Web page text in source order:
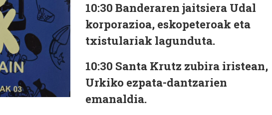
10:30 Banderaren jaitsiera Udal
korporazioa, eskopeteroak eta
txistulariak lagunduta.
10:30 Santa Krutz zubira iristean,
Urkiko ezpata-dantzarien
emanaldia.